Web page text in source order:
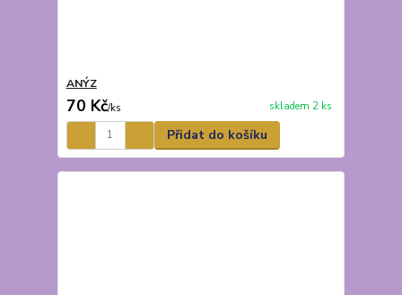
ANÝZ
70 Kč/ks skladem 2 ks
Přidat do košíku